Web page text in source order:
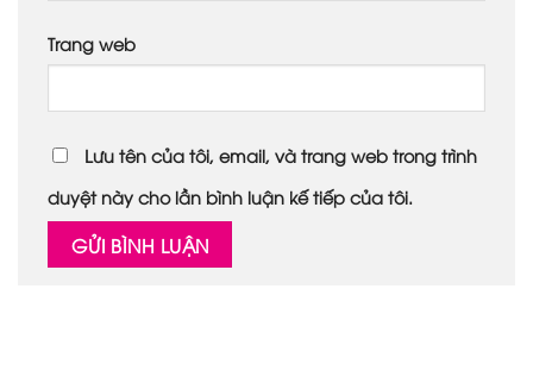
Trang web
Lưu tên của tôi, email, và trang web trong trình
duyệt này cho lần bình luận kế tiếp của tôi.